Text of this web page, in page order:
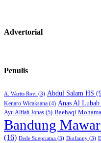
Advertorial
Penulis
A. Warits Rovi (3) Abdul Salam HS
Kenaro Wicaksana (4) Anas Al Lubab
Ayu Alfiah Jonas (5) Baehaqi
Bandung
(16) Dede Soepriatna (3) Diofanny (3)